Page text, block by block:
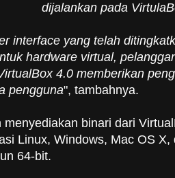
dijalankan pada
interface yang telah
hardware virtual,
4.0 memberikan
pengguna", tambahnya.
menyediakan binari dari
Linux, Windows, Mac OS
64-bit.